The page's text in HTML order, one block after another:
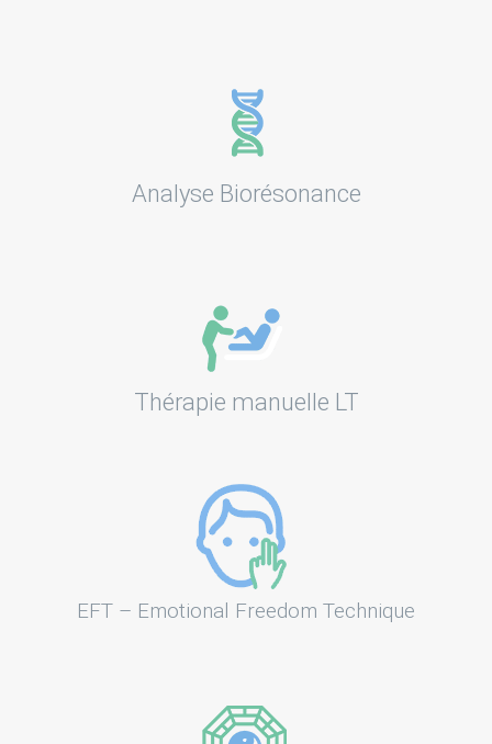
Analyse Biorésonance
Thérapie manuelle LT
EFT – Emotional Freedom Technique